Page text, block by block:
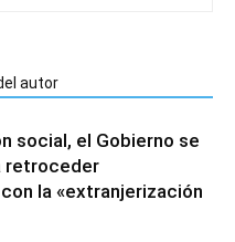
autor
social, el Gobierno se
retroceder
la «extranjerización